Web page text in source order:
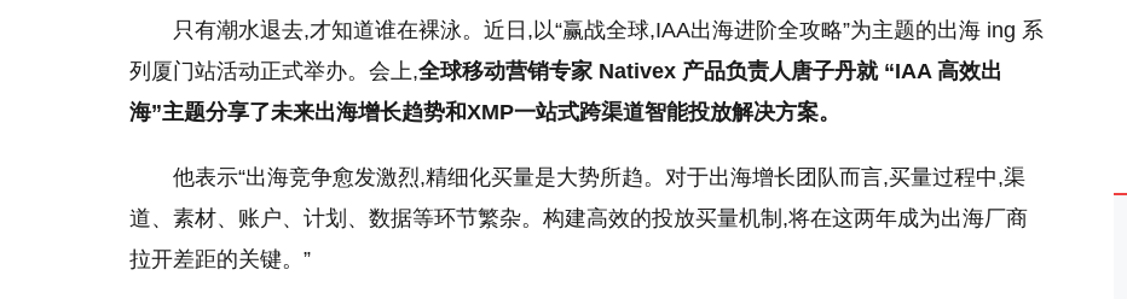
只有潮水退去,才知道谁在裸泳。 近 日,以“赢战全球,IAA出海进阶全攻略”为主题的出海 ing 系
列厦门站活动正式举办。会上,全球移动营销专家 Nativex 产品负责人唐子丹就 “IAA 高效出
海”主题分享了未来出海增长趋势和XMP一站式跨渠道智能投放解决方案。
他表示“出海竞争愈发激烈,精细化买量是大势所趋。对于出海增长团队而言,买量过程中,渠
道、素材、账户、计划、数据等环节繁杂。构建高效的投放买量机制,将在这两年成为出海厂商
拉开差距的关键。”